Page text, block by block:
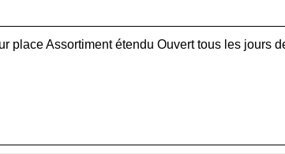
place Assortiment étendu Ouvert tous les jours